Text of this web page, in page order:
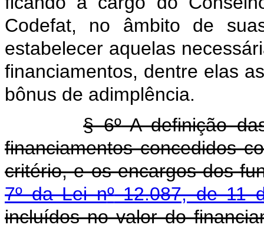
Codefat, no âmbito de
estabelecer aquelas
financiamentos, dentre elas
bônus de adimplência.
§ 6ºA definição
financiamentos concedidos
critério, e os encargos dos
7ºda Lei nº12.087, de 11
incluídos no valor do